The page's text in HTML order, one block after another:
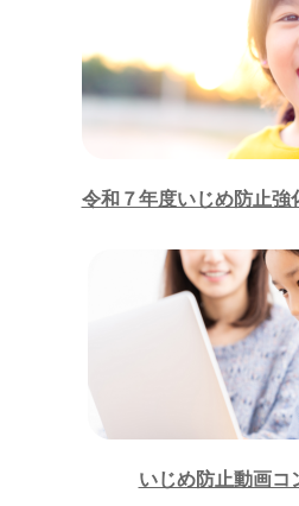
令和７年度いじめ防止強
いじめ防止動画コ